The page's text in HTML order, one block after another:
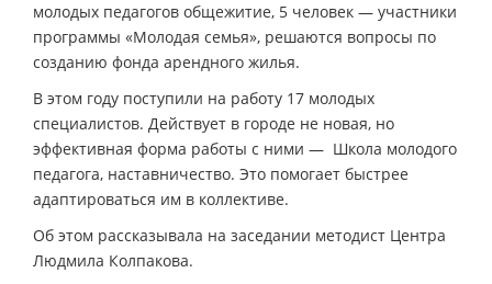
молодых педагогов общежитие, 5 человек — участники
программы «Молодая семья», решаются вопросы по
созданию фонда арендного жилья.
В этом году поступили на работу 17 молодых
специалистов. Действует в городе не новая, но
эффективная форма работы с ними — Школа молодого
педагога, наставничество. Это помогает быстрее
адаптироваться им в коллективе.
Об этом рассказывала на заседании методист Центра
Людмила Колпакова.